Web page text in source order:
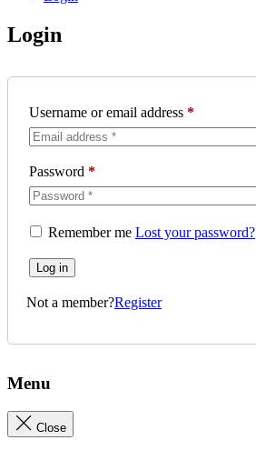
Login
Username or email address *
Password *
Remember me Lost your password?
Log in
Not a member?Register
Menu
Close